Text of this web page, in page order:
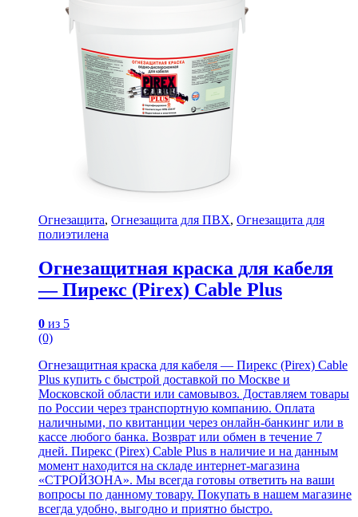
Огнезащита, Огнезащита для ПВХ, Огнезащита для
полиэтилена
Огнезащитная краска для кабеля
— Пирекс (Pirex) Cable Plus
0 из 5
(0)
Огнезащитная краска для кабеля — Пирекс (Pirex) Cable
Plus купить с быстрой доставкой по Москве и
Московской области или самовывоз. Доставляем товары
по России через транспортную компанию. Оплата
наличными, по квитанции через онлайн-банкинг или в
кассе любого банка. Возврат или обмен в течение 7
дней. Пирекс (Pirex) Cable Plus в наличие и на данным
момент находится на складе интернет-магазина
«СТРОЙЗОНА». Мы всегда готовы ответить на ваши
вопросы по данному товару. Покупать в нашем магазине
всегда удобно, выгодно и приятно быстро.